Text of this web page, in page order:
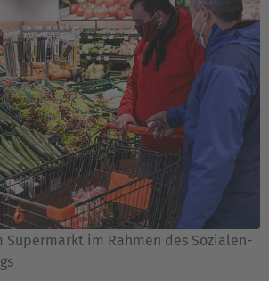
Supermarkt im Rahmen des Sozialen-